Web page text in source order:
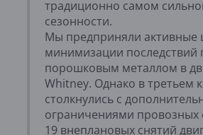
традиционно самом
сезонности.
Мы предприняли активные
минимизации последствий
порошковым металлом в
Whitney. Однако в третьем
столкнулись с
ограничениями провозных
19 внеплановых снятий